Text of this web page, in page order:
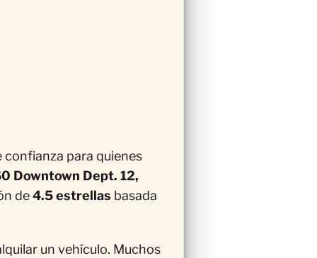
confianza para quienes
Downtown Dept. 12,
de4.5 estrellas basada
un vehículo. Muchos